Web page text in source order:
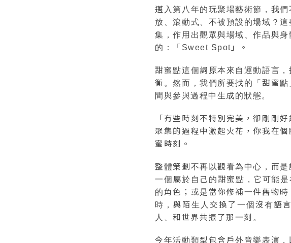
邁入第八年的玩聚場藝術節，我
放、滾動式、不被預設的場域？
集，作用出觀眾與場域、作品與
的：「Sweet Spot」。
甜蜜點這個詞原本來自運動語言
衡。然而，我們所要找的「甜蜜
間與參與過程中生成的狀態。
「有些時刻不特別完美，卻剛剛
聚集的過程中激起火花，你我在
蜜時刻。
整體策劃不再以觀看為中心，而
一個屬於自己的甜蜜點，它可能
的角色；或是當你修補一件舊物
時，與陌生人交換了一個沒有語
人、和世界共振了那一刻。
今年活動類型包含戶外音樂表演